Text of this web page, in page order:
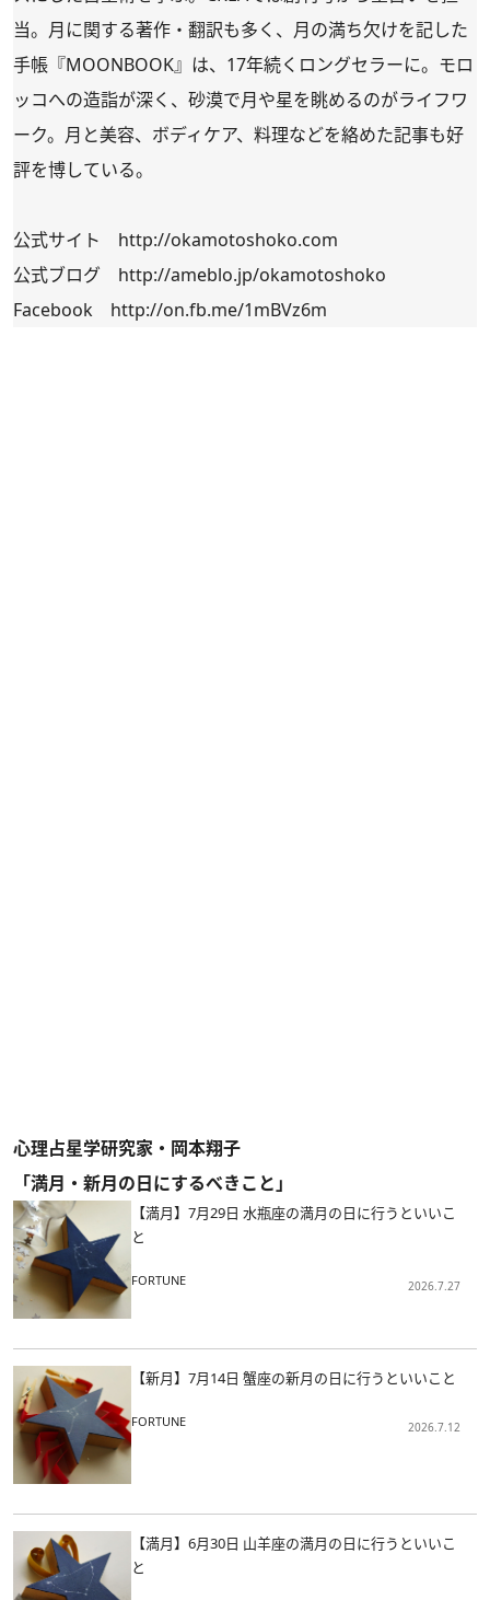
当。月に関する著作・翻訳も多く、月の満ち欠けを記した
手帳『MOONBOOK』は、17年続くロングセラーに。モロ
ッコへの造詣が深く、砂漠で月や星を眺めるのがライフワ
ーク。月と美容、ボディケア、料理などを絡めた記事も好
評を博している。
公式サイト http://okamotoshoko.com
公式ブログ http://ameblo.jp/okamotoshoko
Facebook http://on.fb.me/1mBVz6m
心理占星学研究家・岡本翔子
「満月・新月の日にするべきこと」
【満月】7月29日 水瓶座の満月の日に行うといいこ
と
FORTUNE 2026.7.27
【新月】7月14日 蟹座の新月の日に行うといいこと
FORTUNE 2026.7.12
【満月】6月30日 山羊座の満月の日に行うといいこ
と